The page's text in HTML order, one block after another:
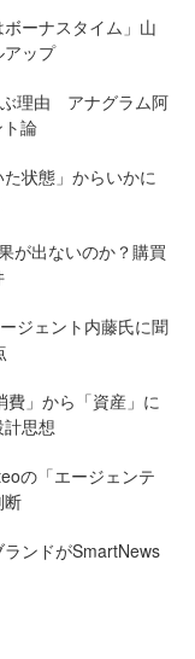
ボーナスタイム」山
アップ
ぶ理由 アナグラム阿
論
状態」からいかに
が出ないのか？購買
ジェント内藤氏に聞
」から「資産」に
思想
の「エージェンテ
断
ンドがSmartNews